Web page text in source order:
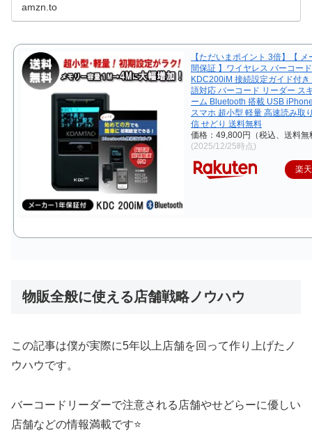
amzn.to
【ただいまポイント 3倍】【
間保証 】ワイヤレス バーコー
KDC200iM 接続設定ガイド付
語対応 バーコード リーダー ス
ーム Bluetooth 搭載 USB
スマホ 超小型 軽量 高速読み取
信 せどり 送料無料
価格：49,800円（税込、送料無
(2025/12/25時点)
楽
物販全般に使える店舗戦略ノウハウ
この記事は僕が実際に5年以上店舗を回って作り上げたノ
ウハウです。
バーコードリーダーで注意される店舗やせどらーに優しい
店舗などの情報満載です⭐